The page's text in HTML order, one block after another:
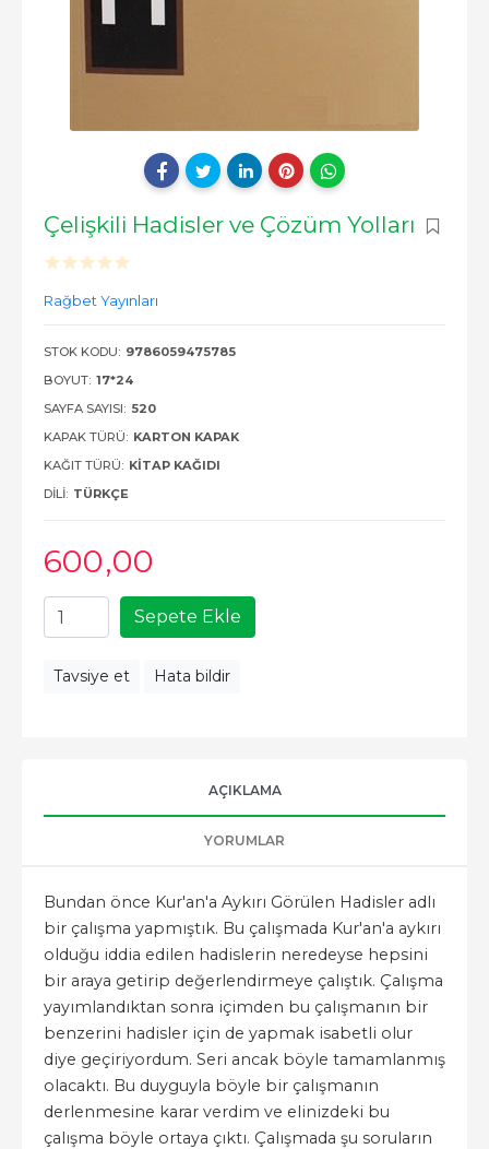
Çelişkili Hadisler ve Çözüm Yolları
Rağbet Yayınları
STOK KODU: 9786059475785
BOYUT: 17*24
SAYFA SAYISI: 520
KAPAK TÜRÜ: KARTON KAPAK
KAĞIT TÜRÜ: KITAP KAĞIDI
DILI: TÜRKÇE
600,00
Sepete Ekle
Tavsiye et Hata bildir
AÇIKLAMA
YORUMLAR
Bundan önce Kur'an'a Aykırı Görülen Hadisler adlı
bir çalışma yapmıştık. Bu çalışmada Kur'an'a aykırı
olduğu iddia edilen hadislerin neredeyse hepsini
bir araya getirip değerlendirmeye çalıştık. Çalışma
yayımlandıktan sonra içimden bu çalışmanın bir
benzerini hadisler için de yapmak isabetli olur
diye geçiriyordum. Seri ancak böyle tamamlanmış
olacaktı. Bu duyguyla böyle bir çalışmanın
derlenmesine karar verdim ve elinizdeki bu
çalışma böyle ortaya çıktı. Çalışmada şu soruların